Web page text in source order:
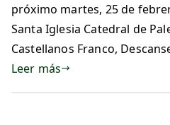
próximo martes, 25 de
Santa Iglesia Catedral de
Castellanos Franco,
Leer más